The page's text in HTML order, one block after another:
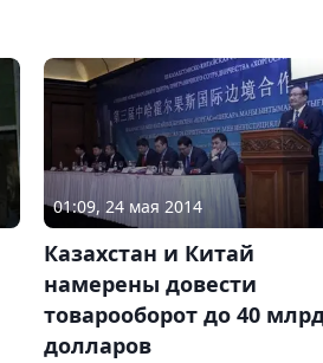
01:09, 24 мая 2014
Казахстан и Китай
намерены довести
товарооборот до 40
долларов